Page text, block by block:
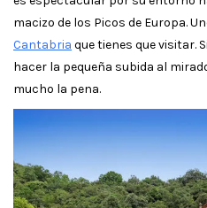
macizo de los Picos de Europa.
Cantabria que tienes que visitar.
hacer la pequeña subida al
mucho la pena.